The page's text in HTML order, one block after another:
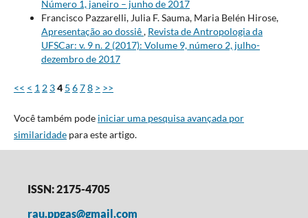
Número 1, janeiro – junho de 2017
Francisco Pazzarelli, Julia F. Sauma, Maria Belén Hirose,
Apresentação ao dossiê, Revista de Antropologia da
UFSCar: v. 9 n. 2 (2017): Volume 9, número 2, julho-
dezembro de 2017
<< < 1 2 34 5 678 > >>
Você também pode iniciar uma pesquisa avançada por
similaridadepara este artigo.
ISSN: 2175-4705
rau.ppgas@gmail.com